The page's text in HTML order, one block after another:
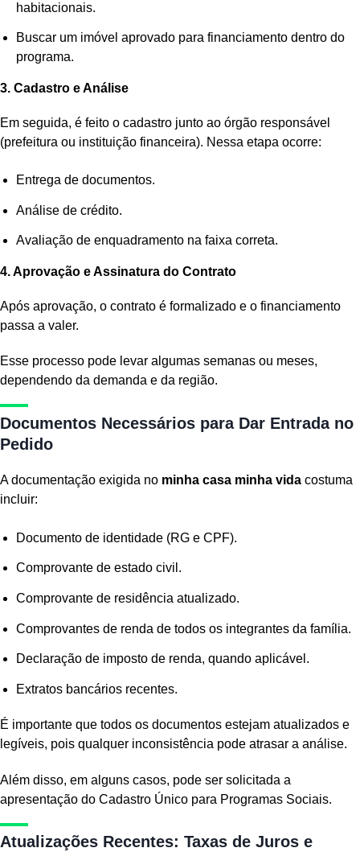
habitacionais.
Buscar um imóvel aprovado para financiamento dentro do
programa.
3. Cadastro e Análise
Em seguida, é feito o cadastro junto ao órgão responsável
(prefeitura ou instituição financeira). Nessa etapa ocorre:
Entrega de documentos.
Análise de crédito.
Avaliação de enquadramento na faixa correta.
4. Aprovação e Assinatura do Contrato
Após aprovação, o contrato é formalizado e o financiamento
passa a valer.
Esse processo pode levar algumas semanas ou meses,
dependendo da demanda e da região.
Documentos Necessários para Dar Entrada no
Pedido
A documentação exigida no minha casa minha vida costuma
incluir:
Documento de identidade (RG e CPF).
Comprovante de estado civil.
Comprovante de residência atualizado.
Comprovantes de renda de todos os integrantes da família.
Declaração de imposto de renda, quando aplicável.
Extratos bancários recentes.
É importante que todos os documentos estejam atualizados e
legíveis, pois qualquer inconsistência pode atrasar a análise.
Além disso, em alguns casos, pode ser solicitada a
apresentação do Cadastro Único para Programas Sociais.
Atualizações Recentes: Taxas de Juros e